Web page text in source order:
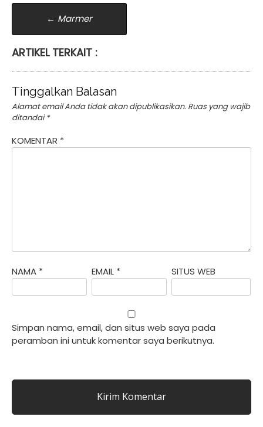
Post
navigation
← Marmer
ARTIKEL TERKAIT :
Tinggalkan Balasan
Alamat email Anda tidak akan dipublikasikan. Ruas yang wajib
ditandai*
KOMENTAR *
NAMA * EMAIL * SITUS WEB
Simpan nama, email, dan situs web saya pada
peramban ini untuk komentar saya berikutnya.